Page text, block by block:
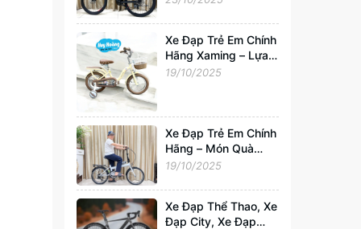
Xe Đạp Trẻ Em Chính
Hãng Xaming – Lựa
Chọn Hoàn Hảo Cho
19/10/2025
Xe Đạp Trẻ Em Chính
Hãng – Món Quà
Tuyệt Vời Cho Bé
Xedapvip.com
19/10/2025
Xe Đạp Thể Thao, Xe
Đạp City, Xe Đạp